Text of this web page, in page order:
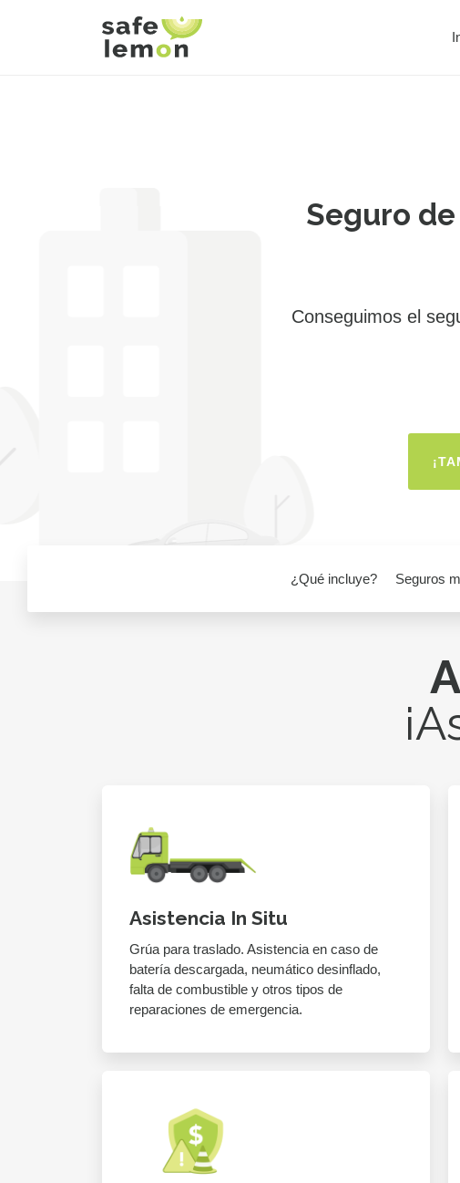
Seguro
Conseguimos el
¿Qué incluye? Seguros
Asistencia In Situ
Grúa para traslado. Asistencia en caso de
batería descargada, neumático desinflado,
falta de combustible y otros tipos de
reparaciones de emergencia.